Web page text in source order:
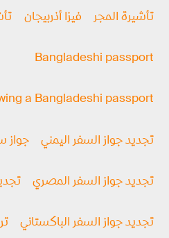
تأشيرة المجر فيزا أذربيجان
Bangladeshi passport
a Bangladeshi passport
تجديد جواز السفر اليمني جواز
تجديد جواز السفر المصري
تجديد جواز السفر الباكستاني